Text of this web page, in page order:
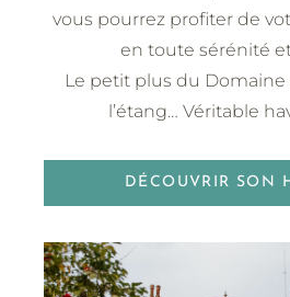
vous pourrez profiter de
en toute sérénité
Le petit plus du
l’étang… Véritable
DÉCOUVRIR SON